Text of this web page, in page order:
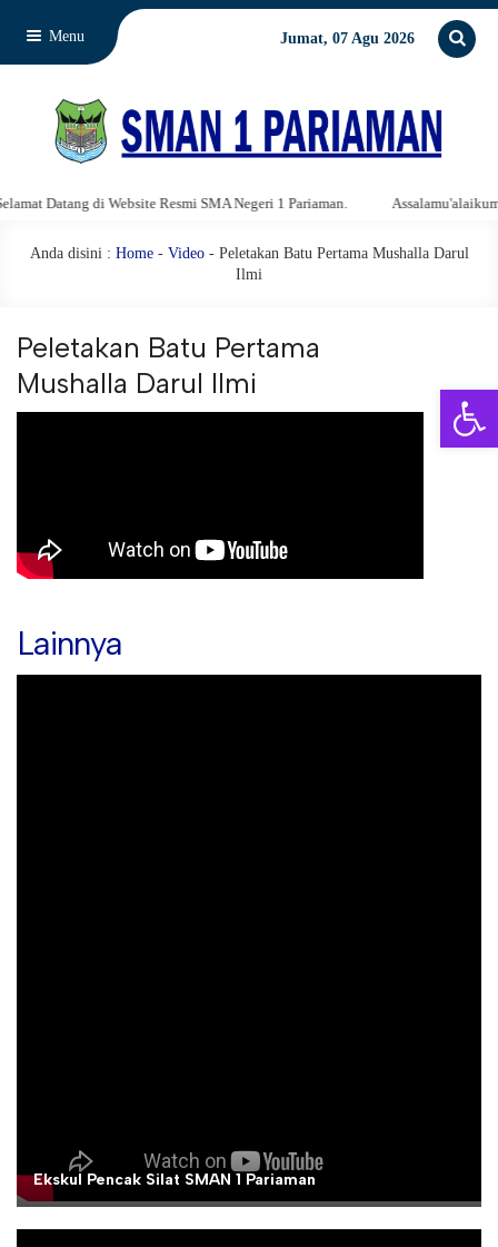
Menu Jumat, 07 Agu 2026
Datang di Website Resmi SMA Negeri 1 Pariaman. Assalamu'alaikum
Anda disini : Home- Video- Peletakan Batu Pertama Mushalla Darul
Ilmi
Peletakan Batu Pertama
Mushalla Darul Ilmi
Lainnya
Ekskul Pencak Silat SMAN 1 Pariaman